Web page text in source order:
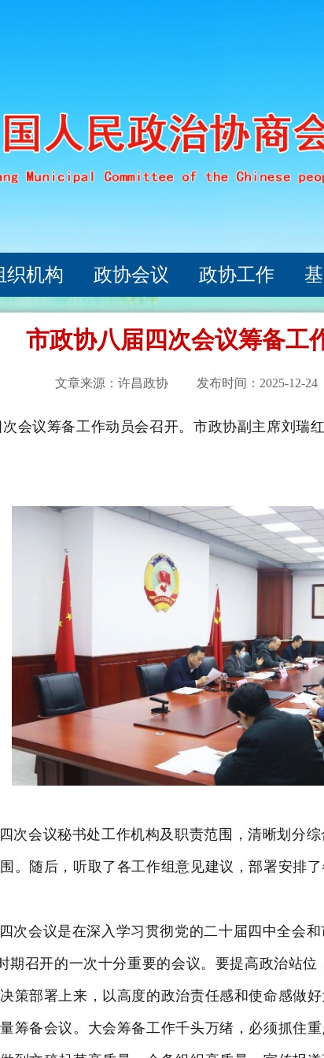
织机构 政协会议 政协工作
市政协八届四次会议筹备工
文章来源：许昌政协 发布时间： 2025-12-24
会议筹备工作动员会召开。市政协副主席刘瑞
次会议秘书处工作机构及职责范围，清晰划分
。随后，听取了各工作组意见建议，部署安排了
次会议是在深入学习贯彻党的二十届四中全会
期召开的一次十分重要的会议。 要提高政治站位
策部署上来，以高度的政治责任感和使命感做
筹备会议。 大会筹备工作千头万绪，必须抓住